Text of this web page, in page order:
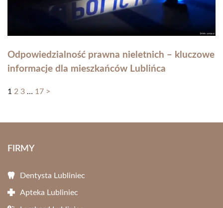
Odpowiedzialność prawna nieletnich – kluczowe
informacje dla mieszkańców Lublińca
1 2 3 … 17 >
FIRMY
Dentysta Lubliniec
Apteka Lubliniec